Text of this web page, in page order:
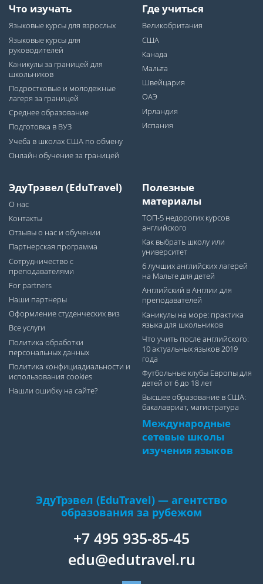
Что изучать
Языковые курсы для взрослых
Языковые курсы для
руководителей
Каникулы за границей для
школьников
Подростковые и молодежные
лагеря за границей
Среднее образование
Подготовка в ВУЗ
Учеба в школах США по обмену
Онлайн обучение за границей
Где учиться
Великобритания
США
Канада
Мальта
Швейцария
ОАЭ
Ирландия
Испания
ЭдуТрэвел (EduTravel)
О нас
Контакты
Отзывы о нас и обучении
Партнерская программа
Сотрудничество с
преподавателями
For partners
Наши партнеры
Оформление студенческих виз
Все услуги
Политика обработки
персональных данных
Политика конфициадиальности и
использования cookies
Нашли ошибку на сайте?
Полезные
материалы
ТОП-5 недорогих курсов
английского
Как выбрать школу или
университет
6 лучших английских лагерей
на Мальте для детей
Английский в Англии для
преподавателей
Каникулы на море: практика
языка для школьников
Что учить после английского:
10 актуальных языков 2019
года
Футбольные клубы Европы для
детей от 6 до 18 лет
Высшее образование в США:
бакалавриат, магистратура
Международные
сетевые школы
изучения языков
ЭдуТрэвел (EduTravel) — агентство
образования за рубежом
+7 495 935-85-45
edu@edutravel.ru